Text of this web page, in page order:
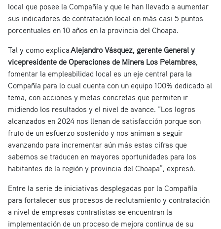
local que posee la Compañía y que le han llevado a aumentar
sus indicadores de contratación local en más casi 5 puntos
porcentuales en 10 años en la provincia del Choapa.
Tal y como explicaAlejandro Vásquez, gerente General y
vicepresidente de Operaciones de Minera Los Pelambres,
fomentar la empleabilidad local es un eje central para la
Compañía para lo cual cuenta con un equipo 100% dedicado al
tema, con acciones y metas concretas que permiten ir
midiendo los resultados y el nivel de avance. “Los logros
alcanzados en 2024 nos llenan de satisfacción porque son
fruto de un esfuerzo sostenido y nos animan a seguir
avanzando para incrementar aún más estas cifras que
sabemos se traducen en mayores oportunidades para los
habitantes de la región y provincia del Choapa”, expresó.
Entre la serie de iniciativas desplegadas por la Compañía
para fortalecer sus procesos de reclutamiento y contratación
a nivel de empresas contratistas se encuentran la
implementación de un proceso de mejora continua de su